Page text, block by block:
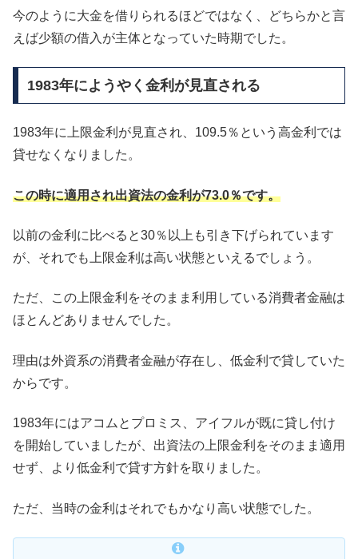
今のように大金を借りられるほどではなく、どちらかと言
えば少額の借入が主体となっていた時期でした。
1983年にようやく金利が見直される
1983年に上限金利が見直され、109.5％という高金利では
貸せなくなりました。
この時に適用され出資法の金利が73.0％です。
以前の金利に比べると30％以上も引き下げられています
が、それでも上限金利は高い状態といえるでしょう。
ただ、この上限金利をそのまま利用している消費者金融は
ほとんどありませんでした。
理由は外資系の消費者金融が存在し、低金利で貸していた
からです。
1983年にはアコムとプロミス、アイフルが既に貸し付け
を開始していましたが、出資法の上限金利をそのまま適用
せず、より低金利で貸す方針を取りました。
ただ、当時の金利はそれでもかなり高い状態でした。